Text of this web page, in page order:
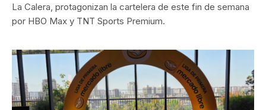
La Calera, protagonizan la cartelera de este fin de semana
por HBO Max y TNT Sports Premium.